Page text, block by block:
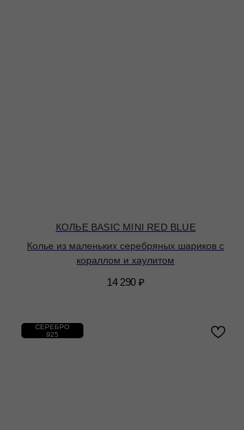
КОЛЬЕ BASIC MINI RED BLUE
Колье из маленьких серебряных шариков с
кораллом и хаулитом
14 290 ₽
СЕРЕБРО
925